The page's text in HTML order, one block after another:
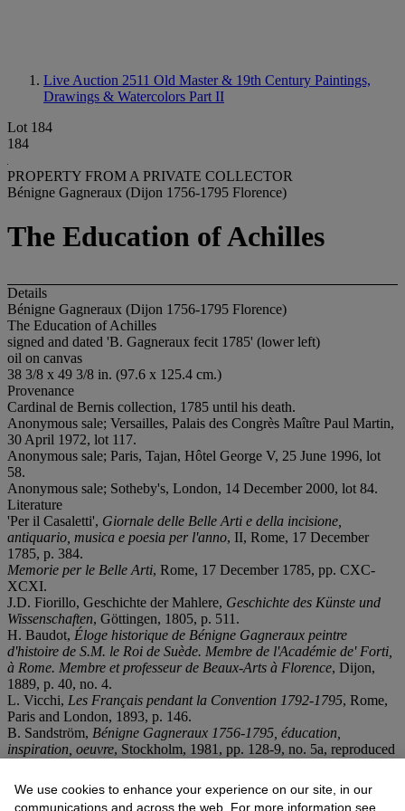
Live Auction 2511 Old Master & 19th Century Paintings,
Drawings & Watercolors Part II
Lot 184
184
PROPERTY FROM A PRIVATE COLLECTOR
Bénigne Gagneraux (Dijon 1756-1795 Florence)
The Education of Achilles
Details
Bénigne Gagneraux (Dijon 1756-1795 Florence)
The Education of Achilles
signed and dated 'B. Gagneraux fecit 1785' (lower left)
oil on canvas
38 3/8 x 49 3/8 in. (97.6 x 125.4 cm.)
Provenance
Cardinal de Bernis collection, 1785 until his death.
Anonymous sale; Versailles, Palais des Congrès Maître Paul Martin,
30 April 1972, lot 117.
Anonymous sale; Paris, Tajan, Hôtel George V, 25 June 1996, lot
58.
Anonymous sale; Sotheby's, London, 14 December 2000, lot 84.
Literature
'Per il Casaletti', Giornale delle Belle Arti e della incisione,
antiquario, musica e poesia per l'anno, II, Rome, 17 December
1785, p. 384.
Memorie per le Belle Arti, Rome, 17 December 1785, pp. CXC-
XCXI.
J.D. Fiorillo, Geschichte der Mahlere, Geschichte des Künste und
Wissenschaften, Göttingen, 1805, p. 511.
H. Baudot, Éloge historique de Bénigne Gagneraux peintre
d'histoire de S.M. le Roi de Suède. Membre de l'Académie de' Forti,
à Rome. Membre et professeur de Beaux-Arts à Florence, Dijon,
1889, p. 40, no. 4.
L. Vicchi, Les Français pendant la Convention 1792-1795, Rome,
Paris and London, 1893, p. 146.
B. Sandström, Bénigne Gagneraux 1756-1795, éducation,
inspiration, oeuvre, Stockholm, 1981, pp. 128-9, no. 5a, reproduced
S. Laveissière,
Bénigne Gagneraux (1756-1795) un peintre
bourguignon dans la Rome néo-classique, Rome and Dijon 1983,
We use cookies to enhance your experience on our site, in our
communications and across the web. For more information see